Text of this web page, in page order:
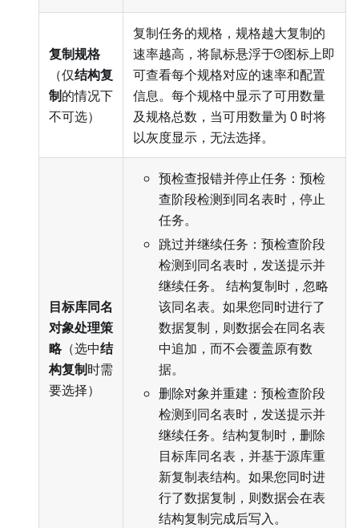
复制规格
（仅结构复
制的情况下
不可选）
复制任务的规格，规格越大复制的
速率越高，将鼠标悬浮于 图标上即
可查看每个规格对应的速率和配置
信息。每个规格中显示了可用数量
及规格总数，当可用数量为 0 时将
以灰度显示，无法选择。
目标库同名
对象处理策
略（选中结
构复制时需
要选择）
预检查报错并停止任务：预检
查阶段检测到同名表时，停止
任务。
跳过并继续任务：预检查阶段
检测到同名表时，发送提示并
继续任务。 结构复制时，忽略
该同名表。如果您同时进行了
数据复制，则数据会在同名表
中追加，而不会覆盖原有数
据。
删除对象并重建：预检查阶段
检测到同名表时，发送提示并
继续任务。结构复制时，删除
目标库同名表，并基于源库重
新复制表结构。如果您同时进
行了数据复制，则数据会在表
结构复制完成后写入。